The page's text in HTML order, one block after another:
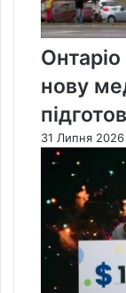
нову
31 Липня 2026